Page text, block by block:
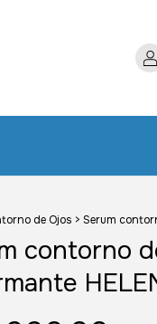
de Ojos > Serum
contorno